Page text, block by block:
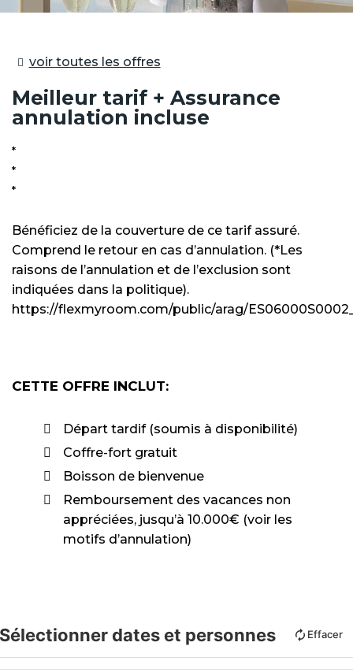
voir toutes les offres
Meilleur tarif + Assurance
annulation incluse
Bénéficiez de la couverture de ce tarif assuré.
Comprend le retour en cas d’annulation. (*Les
raisons de l’annulation et de l’exclusion sont
indiquées dans la politique).
https://flexmyroom.com/public/arag/
CETTE OFFRE INCLUT:
Départ tardif (soumis à disponibilité)
Coffre-fort gratuit
Boisson de bienvenue
Remboursement des vacances non
appréciées, jusqu’à 10.000€ (voir les
motifs d’annulation)
Sélectionner dates et personnes Effacer